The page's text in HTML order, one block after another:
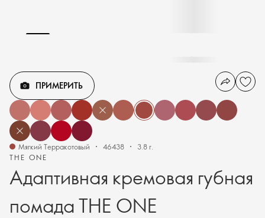
THE ONE
Адаптивная кремовая губная
помада THE ONE
ПРИМЕРИТЬ
Мягкий Терракотовый 46438 3.8 г.